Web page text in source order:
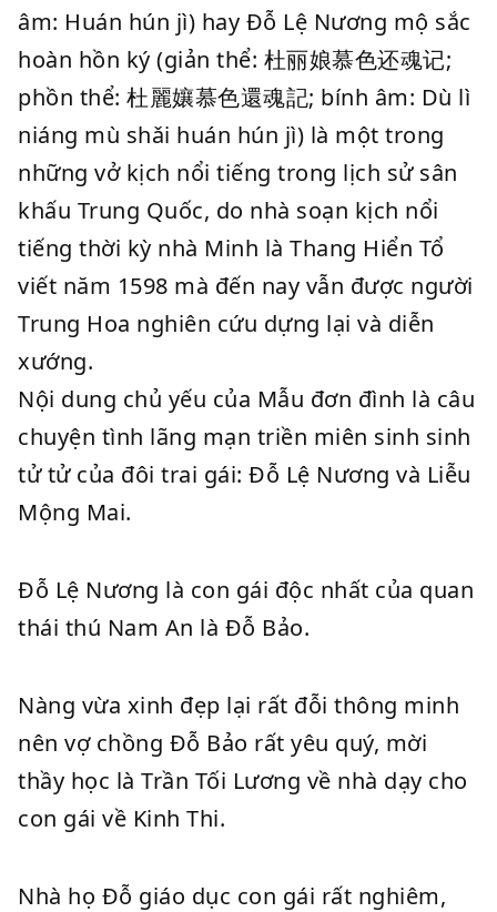
âm: Huán hún jì) hay Đỗ Lệ Nương mộ sắc
hoàn hồn ký (giản thể: 杜丽娘慕色还魂记;
phồn thể: 杜麗孃慕色還魂記; bính âm: Dù lì
niáng mù shǎi huán hún jì) là một trong
những vở kịch nổi tiếng trong lịch sử sân
khấu Trung Quốc, do nhà soạn kịch nổi
tiếng thời kỳ nhà Minh là Thang Hiển Tổ
viết năm 1598 mà đến nay vẫn được người
Trung Hoa nghiên cứu dựng lại và diễn
xướng.
Nội dung chủ yếu của Mẫu đơn đình là câu
chuyện tình lãng mạn triền miên sinh sinh
tử tử của đôi trai gái: Đỗ Lệ Nương và Liễu
Mộng Mai.
Đỗ Lệ Nương là con gái độc nhất của quan
thái thú Nam An là Đỗ Bảo.
Nàng vừa xinh đẹp lại rất đỗi thông minh
nên vợ chồng Đỗ Bảo rất yêu quý, mời
thầy học là Trần Tối Lương về nhà dạy cho
con gái về Kinh Thi.
Nhà họ Đỗ giáo dục con gái rất nghiêm,